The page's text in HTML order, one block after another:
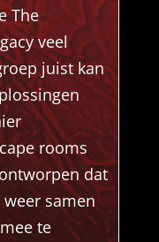
The
veel
juist kan
rooms
dat
samen
te